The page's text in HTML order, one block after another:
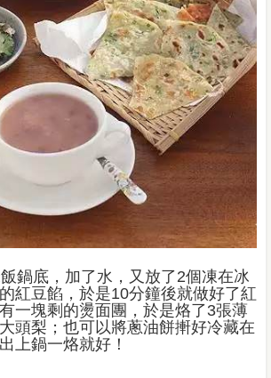
鍋底，加了水，又放了2個凍在冰
紅豆餡，於是10分鐘後就做好了紅
一塊剩的燙面團，於是烙了3張薄
頭梨；也可以將蔥油餅搟好冷藏在
上鍋一烙就好！